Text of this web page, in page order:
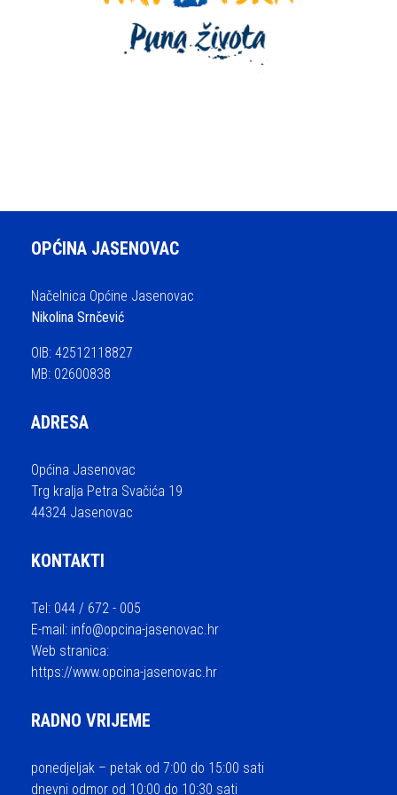
OPĆINA JASENOVAC
Načelnica Općine Jasenovac
Nikolina Srnčević
OIB: 42512118827
MB: 02600838
ADRESA
Općina Jasenovac
Trg kralja Petra Svačića 19
44324 Jasenovac
KONTAKTI
Tel: 044 / 672 - 005
E-mail: info@opcina-jasenovac.hr
Web stranica:
https://www.opcina-jasenovac.hr
RADNO VRIJEME
ponedjeljak – petak od 7:00 do 15:00 sati
dnevni odmor od 10:00 do 10:30 sati